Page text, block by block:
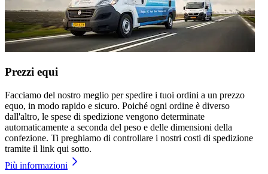
Prezzi equi
Facciamo del nostro meglio per spedire i tuoi ordini a un prezzo
equo, in modo rapido e sicuro. Poiché ogni ordine è diverso
dall'altro, le spese di spedizione vengono determinate
automaticamente a seconda del peso e delle dimensioni della
confezione. Ti preghiamo di controllare i nostri costi di spedizione
tramite il link qui sotto.
Più informazioni